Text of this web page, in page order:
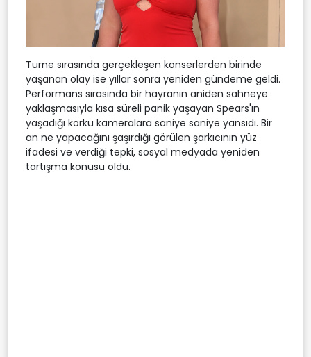
Turne sırasında gerçekleşen konserlerden birinde
yaşanan olay ise yıllar sonra yeniden gündeme geldi.
Performans sırasında bir hayranın aniden sahneye
yaklaşmasıyla kısa süreli panik yaşayan Spears'ın
yaşadığı korku kameralara saniye saniye yansıdı. Bir
an ne yapacağını şaşırdığı görülen şarkıcının yüz
ifadesi ve verdiği tepki, sosyal medyada yeniden
tartışma konusu oldu.